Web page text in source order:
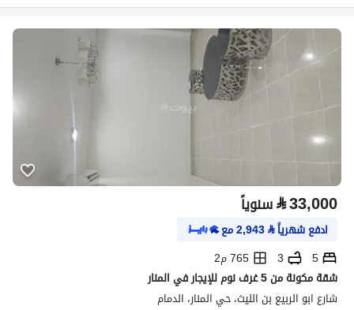
⃁33,000 سنوياً
ادفع شهرياً⃁
2,943مع
5
3
765 م2
شقة مكونة من 5 غرف نوم للإيجار في المنار
شارع ابو الربيع بن الليث، حي المنار، الدمام